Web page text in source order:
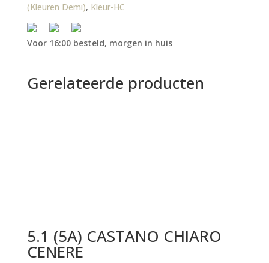
(Kleuren Demi), Kleur-HC
Voor 16:00 besteld, morgen in huis
Gerelateerde producten
5.1 (5A) CASTANO CHIARO
CENERE